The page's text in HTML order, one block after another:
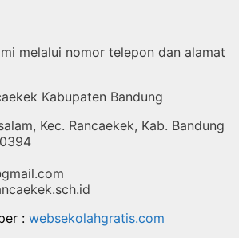
melalui nomor telepon dan alamat
Kabupaten Bandung
Kec. Rancaekek, Kab. Bandung
: websekolahgratis.com